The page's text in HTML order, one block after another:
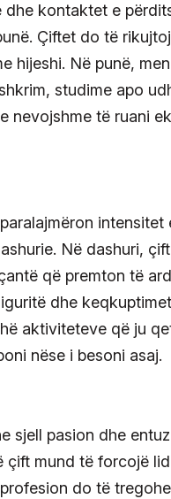
kontaktet e
Çiftet do të
hijeshi. Në punë,
studime apo
nevojshme të ruani
Në dashuri,
që premton të
dhe
aktiviteteve që ju
nëse i besoni asaj.
sjell pasion dhe
çift mund të forcojë
do të